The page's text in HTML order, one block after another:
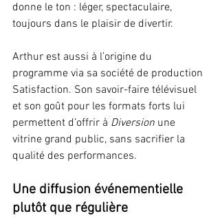
donne le ton : léger, spectaculaire,
toujours dans le plaisir de divertir.
Arthur est aussi à l’origine du
programme via sa société de production
Satisfaction. Son savoir-faire télévisuel
et son goût pour les formats forts lui
permettent d’offrir à Diversion une
vitrine grand public, sans sacrifier la
qualité des performances.
Une diffusion événementielle
plutôt que régulière